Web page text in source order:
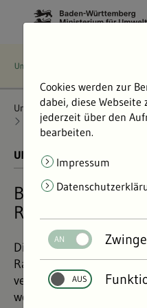
Umweltdaten Bericht:
Radioaktivität in
UMWELTDATEN BERICHT
Belastung von
Radioaktivität
Die Belastung der
Radionukliden ist in
verschwindend gering –
weiter ab.
Cookies werden zur
dabei, diese Webseite
jederzeit über den
bearbeiten.
Impressum